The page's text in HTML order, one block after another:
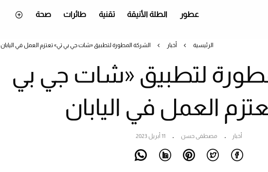
عطور الطلة الأنيقة تقنية طائرات صحة
الرئيسية أخبار الشركة المطورة لتطبيق «شات جي بي تي» تعتزم العمل في اليابان
لتطبيق «شات جي بي
العمل في اليابان
أخبار مصطفى حسن 11 أبريل 2023